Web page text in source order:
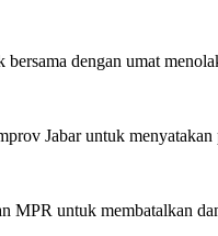
dengan umat
Jabar untuk
MPR untuk membatalkan